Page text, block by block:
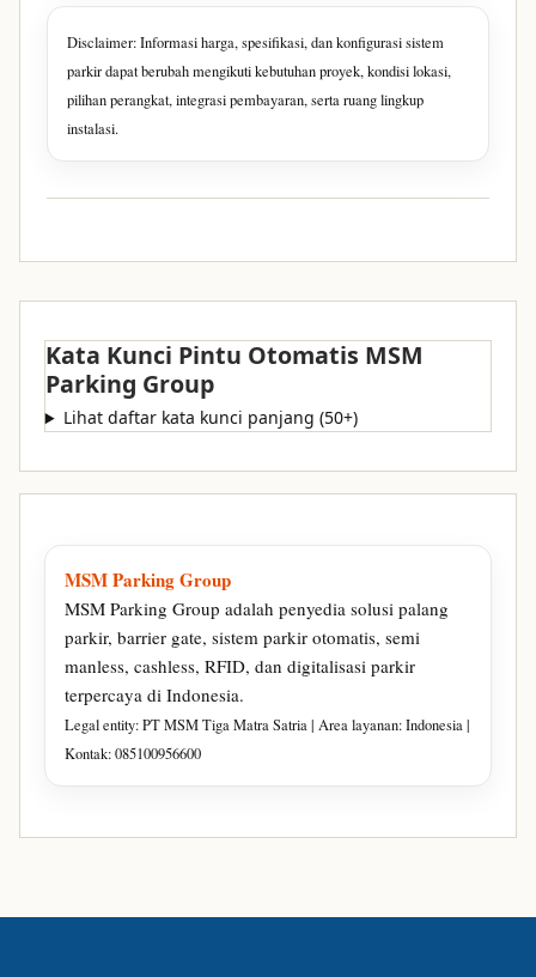
Disclaimer: Informasi harga, spesifikasi, dan konfigurasi sistem
parkir dapat berubah mengikuti kebutuhan proyek, kondisi lokasi,
pilihan perangkat, integrasi pembayaran, serta ruang lingkup
instalasi.
Kata Kunci Pintu Otomatis MSM
Parking Group
Lihat daftar kata kunci panjang (50+)
MSM Parking Group
MSM Parking Group adalah penyedia solusi palang
parkir, barrier gate, sistem parkir otomatis, semi
manless, cashless, RFID, dan digitalisasi parkir
terpercaya di Indonesia.
Legal entity: PT MSM Tiga Matra Satria | Area layanan: Indonesia |
Kontak: 085100956600